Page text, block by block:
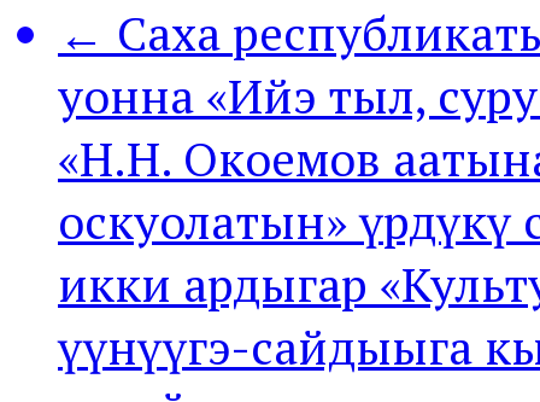
← Саха
уонна «Ийэ тыл,
«Н.Н. Окоемов
оскуолатын» үрдүкү
икки ардыгар
үүнүүгэ-сайдыыга